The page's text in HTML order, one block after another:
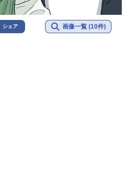
シェア 画像一覧 (10件)